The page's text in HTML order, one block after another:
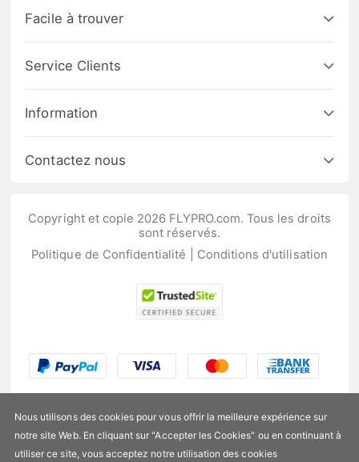
Facile à trouver
Service Clients
Information
Contactez nous
Copyright et copie 2026 FLYPRO.com. Tous les droits
sont réservés.
Politique de Confidentialité
Conditions d'utilisation
Nous utilisons des cookies pour vous offrir la meilleure expérience sur
notre site Web. En cliquant sur "Accepter les Cookies" ou en continuant à
utiliser ce site, vous acceptez notre utilisation des cookies